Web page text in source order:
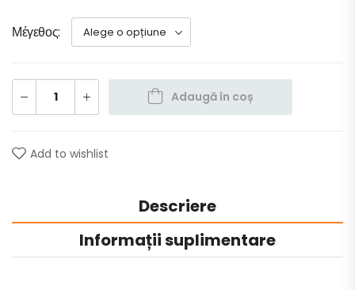
Μέγεθος
Adaugă în coș
Add to wishlist
Descriere
Informații suplimentare